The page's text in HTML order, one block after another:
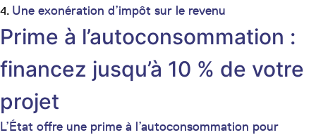
Une exonération d’impôt sur le revenu
Prime à l’autoconsommation :
financez jusqu’à 10 % de votre
projet
L’État offre une prime à l’autoconsommation pour